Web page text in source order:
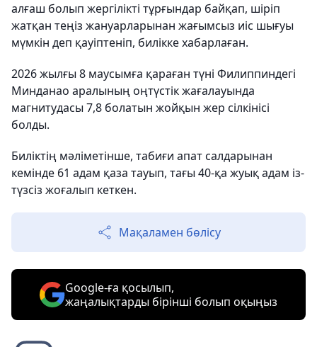
алғаш болып жергілікті тұрғындар байқап, шіріп
жатқан теңіз жануарларынан жағымсыз иіс шығуы
мүмкін деп қауіптеніп, билікке хабарлаған.
2026 жылғы 8 маусымға қараған түні Филиппиндегі
Минданао аралының оңтүстік жағалауында
магнитудасы 7,8 болатын жойқын жер сілкінісі
болды.
Биліктің мәліметінше, табиғи апат салдарынан
кемінде 61 адам қаза тауып, тағы 40-қа жуық адам із-
түзсіз жоғалып кеткен.
Мақаламен бөлісу
Google-ға қосылып,
жаңалықтарды бірінші болып оқыңыз